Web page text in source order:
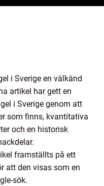
i Sverige en välkänd
artikel har gett en
i Sverige genom att
som finns, kvantitativa
och en historisk
framställts på ett
att den visas som en
sök.